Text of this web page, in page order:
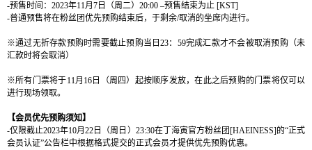
-预售时间 ： 2023年11月 7 日（周二） 20:00 –预售结束为止 [KST]
-普通预售将在粉丝团优先预购结束后，于剩余/取消的坐席内进行。
※通过无折存款预购时需要截止预购当日23： 59完成汇款才不会被取消预购（未
汇款时将会取消）
※所有门 票将于11月 16 日（周四）起按顺序发放，在此之后预购的门票将仅可以
进行现场领取。
【会员优先预购须知】
-仅限截止2023年10月22 日（周日） 23:30在丁海寅官方粉丝团 [HAEINESS]的“正式
会员认证”公告栏中根据格式提交的正式会员才提供优先预购优惠。